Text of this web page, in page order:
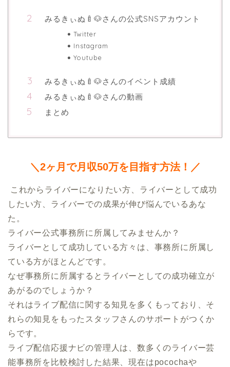
みるきぃぬ🍼🐶さんの公式SNSアカウント
Twitter
Instagram
Youtube
みるきぃぬ🍼🐶さんのイベント成績
みるきぃぬ🍼🐶さんの動画
まとめ
＼2ヶ月で月収50万を目指す方法！／
したい方、ライバーでの成果が伸び悩んでいるあな
た。
ライバー公式事務所に所属してみませんか？
ライバーとして成功している方々は、事務所に所属し
ている方がほとんどです。
なぜ事務所に所属するとライバーとしての成功確立が
あがるのでしょうか？
それはライブ配信に関する知見を多くもっており、そ
れらの知見をもったスタッフさんのサポートがつくか
らです。
ライブ配信応援ナビの管理人は、数多くのライバー芸
能事務所を比較検討した結果、現在はpocochaや